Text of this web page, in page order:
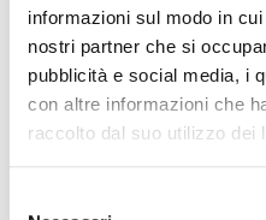
informazioni sul modo in
nostri partner che si
pubblicità e social media, i
con altre informazioni che
raccolto dal suo utilizzo dei
Articoli recenti
Il factoring in cifre –